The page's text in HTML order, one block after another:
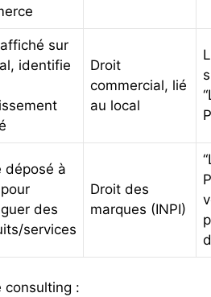
sur
identifie
Droit
commercial, lié
au local
déposé à
pour
des
services
Droit des
marques (INPI)
consulting :